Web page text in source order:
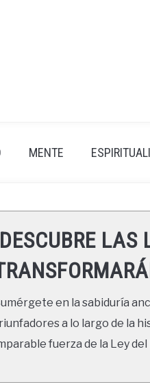
MENTE
LAS
en la sabiduría
a lo largo de la
fuerza de la Ley del